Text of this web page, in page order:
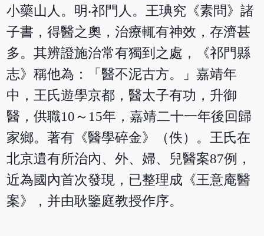
小藥山人。明‧祁門人。王琠究《素問》諸
子書，得醫之奧，治療輒有神效，存濟甚
多。其辨證施治常有獨到之處，《祁門縣
志》稱他為：「醫不泥古方。」嘉靖年
中，王氏遊學京都，醫太子有功，升御
醫，供職10～15年，嘉靖二十一年後回歸
家鄉。著有《醫學碎金》（佚）。王氏在
北京遺有所治內、外、婦、兒醫案87例，
近為國內首次發現，已整理成《王意庵醫
案》，并由耿鑒庭教授作序。